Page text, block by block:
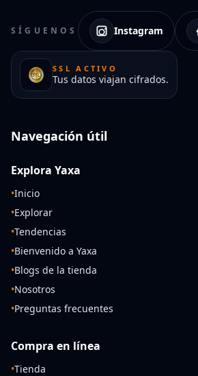
SÍGUENOS Instagram
SSL ACTIVO
Tus datos viajan cifrados.
Navegación útil
Explora Yaxa
•Inicio
•Explorar
•Tendencias
•Bienvenido a Yaxa
•Blogs de la tienda
•Nosotros
•Preguntas frecuentes
Compra en línea
•Tienda